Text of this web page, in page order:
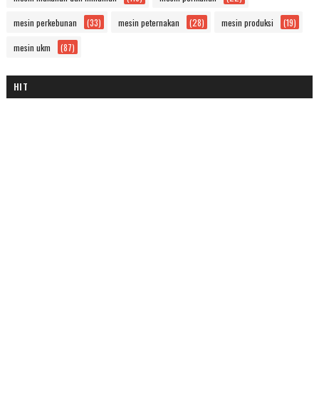
mesin perkebunan (33) mesin peternakan (28) mesin produksi (19)
mesin ukm (87)
HIT